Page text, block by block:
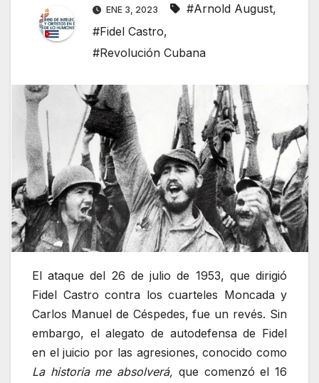
ENE 3, 2023 #Arnold August,
#Fidel Castro,
#Revolución Cubana
El ataque del 26 de julio de 1953, que dirigió
Fidel Castro contra los cuarteles Moncada y
Carlos Manuel de Céspedes, fue un revés. Sin
embargo, el alegato de autodefensa de Fidel
en el juicio por las agresiones, conocido como
La historia me absolverá, que comenzó el 16